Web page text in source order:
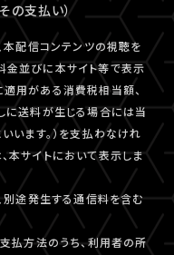
の支払い）
配信コンテンツの視聴を
金並びに本サイト等で表示
用がある消費税相当額、
に送料が生じる場合には当
います。）を支払わなけれ
本サイトにおいて表示しま
別途発生する通信料を含む
払方法のうち、利用者の所